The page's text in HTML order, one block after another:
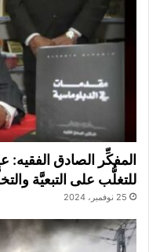
المفكِّر الصادق
للتغلُّب على التبعيَّة
25 نوفمبر، 2024